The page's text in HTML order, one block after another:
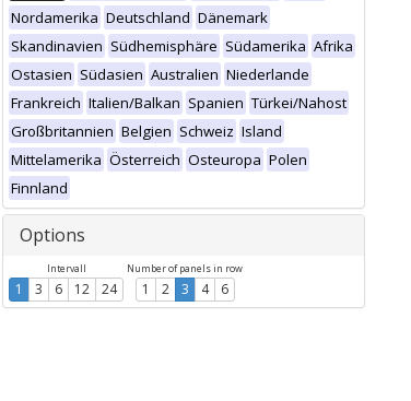
Nordamerika Deutschland Dänemark
Skandinavien Südhemisphäre Südamerika Afrika
Ostasien Südasien Australien Niederlande
Frankreich Italien/Balkan Spanien Türkei/Nahost
Großbritannien Belgien Schweiz Island
Mittelamerika Österreich Osteuropa Polen
Finnland
Options
Intervall
1 3 6 12 24
Number of panels in row
1 2 3 4 6